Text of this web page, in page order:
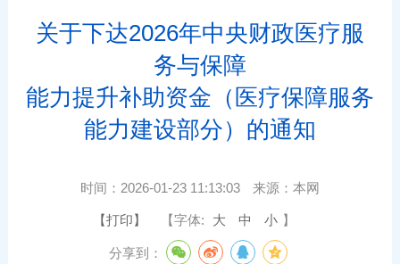
关于下达2026年中央财政医疗服
务与保障
能力提升补助资金（医疗保障服务
能力建设部分）的通知
时间： 2026-01-23 11:13:03 来源： 本网
【打印】 【字体: 大 中 小 】
分享到：